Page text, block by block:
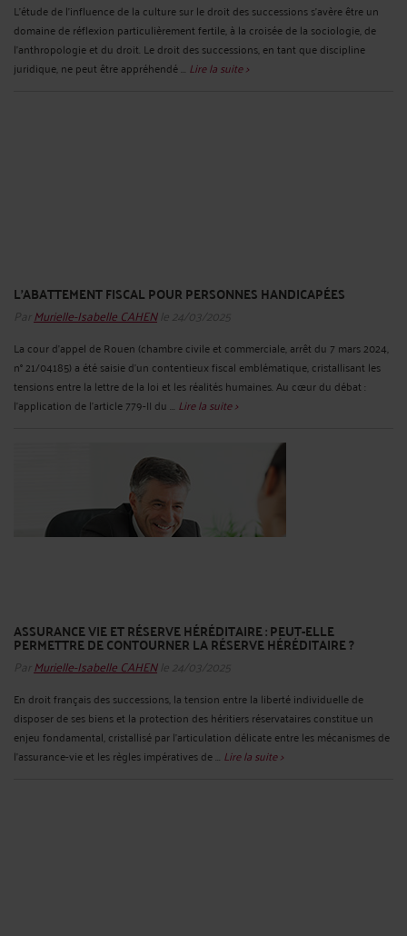
L’étude de l’influence de la culture sur le droit des successions s’avère être un
domaine de réflexion particulièrement fertile, à la croisée de la sociologie, de
l’anthropologie et du droit. Le droit des successions, en tant que discipline
juridique, ne peut être appréhendé ... Lire la suite >
L’ABATTEMENT FISCAL POUR PERSONNES HANDICAPÉES
Par Murielle-Isabelle CAHENle 24/03/2025
La cour d’appel de Rouen (chambre civile et commerciale, arrêt du 7 mars 2024,
n° 21/04185) a été saisie d’un contentieux fiscal emblématique, cristallisant les
tensions entre la lettre de la loi et les réalités humaines. Au cœur du débat :
l’application de l’article 779-II du ... Lire la suite >
ASSURANCE VIE ET RÉSERVE HÉRÉDITAIRE : PEUT-ELLE
PERMETTRE DE CONTOURNER LA RÉSERVE HÉRÉDITAIRE ?
Par Murielle-Isabelle CAHENle 24/03/2025
En droit français des successions, la tension entre la liberté individuelle de
disposer de ses biens et la protection des héritiers réservataires constitue un
enjeu fondamental, cristallisé par l’articulation délicate entre les mécanismes de
l’assurance-vie et les règles impératives de ... Lire la suite >